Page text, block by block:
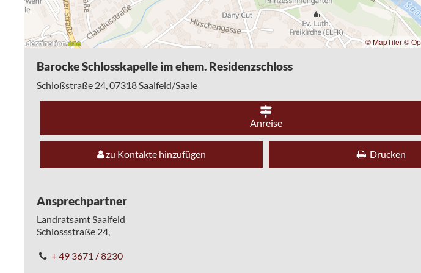
© MapTiler ©
Barocke Schlosskapelle im ehem. Residenzschloss
Schloßstraße 24,07318Saalfeld/Saale
Anreise
zu Kontakte hinzufügen Drucken
Ansprechpartner
Landratsamt Saalfeld
Schlossstraße 24,
+ 49 3671 / 8230